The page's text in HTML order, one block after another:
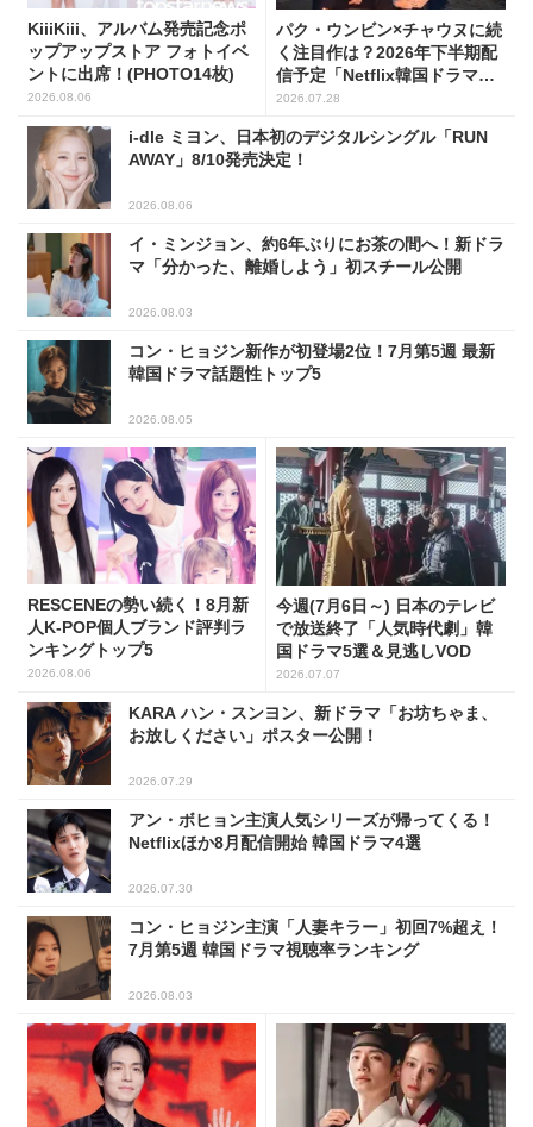
KiiiKiii、アルバム発売記念ポ
ップアップストア フォトイベ
ントに出席！(PHOTO14枚)
2026.08.06
パク・ウンビン×チャウヌに続
く注目作は？2026年下半期配
信予定「Netflix韓国ドラマ」8
選
2026.07.28
i-dle ミヨン、日本初のデジタルシングル「RUN
AWAY」8/10発売決定！
2026.08.06
イ・ミンジョン、約6年ぶりにお茶の間へ！新ドラ
マ「分かった、離婚しよう」初スチール公開
2026.08.03
コン・ヒョジン新作が初登場2位！7月第5週 最新
韓国ドラマ話題性トップ5
2026.08.05
RESCENEの勢い続く！8月新
人K-POP個人ブランド評判ラ
ンキングトップ5
2026.08.06
今週(7月6日～) 日本のテレビ
で放送終了「人気時代劇」韓
国ドラマ5選＆見逃しVOD
2026.07.07
KARA ハン・スンヨン、新ドラマ「お坊ちゃま、
お放しください」ポスター公開！
2026.07.29
アン・ボヒョン主演人気シリーズが帰ってくる！
Netflixほか8月配信開始 韓国ドラマ4選
2026.07.30
コン・ヒョジン主演「人妻キラー」初回7%超え！
7月第5週 韓国ドラマ視聴率ランキング
2026.08.03